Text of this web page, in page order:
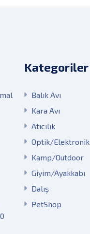
Kategoriler
Balık Avı
Kara Avı
Atıcılık
Optik/Elektronik
Kamp/Outdoor
Giyim/Ayakkabı
Dalış
PetShop